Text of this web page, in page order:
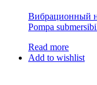
Вибрационный
Pompa
Read more
Add to wishlist